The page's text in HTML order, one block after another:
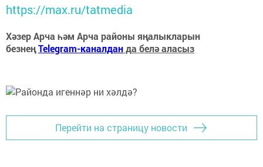
https://max.ru/tatmedia
Хәзер Арча һәм Арча районы яңалыкларын
безнеңTelegram-каналданда белә аласыз
Перейти на страницу новости